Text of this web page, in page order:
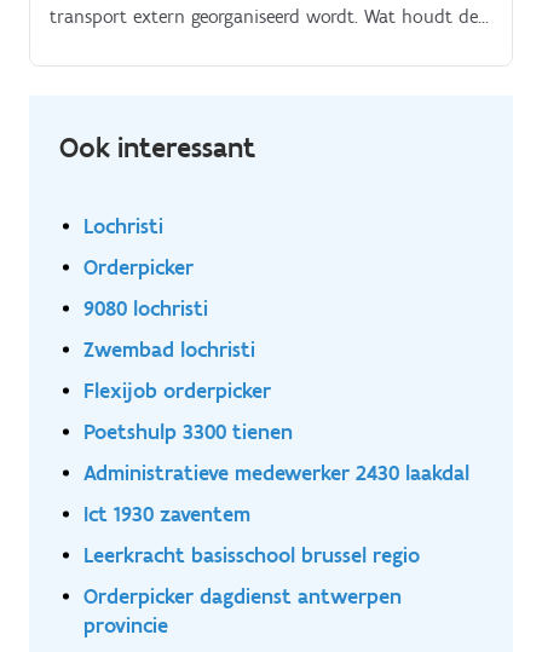
transport extern georganiseerd wordt. Wat houdt de
Ook interessant
Lochristi
Orderpicker
9080 lochristi
Zwembad lochristi
Flexijob orderpicker
Poetshulp 3300 tienen
Administratieve medewerker 2430 laakdal
Ict 1930 zaventem
Leerkracht basisschool brussel regio
Orderpicker dagdienst antwerpen
provincie